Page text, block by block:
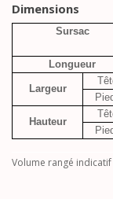
Dimensions
Sursac
Longueur
Largeur
Hauteur
Volume rangé